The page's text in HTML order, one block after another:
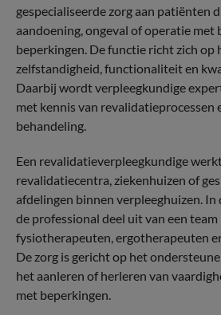
gespecialiseerde zorg aan patiënten
aandoening, ongeval of operatie
beperkingen. De functie richt zich op
zelfstandigheid, functionaliteit en
Daarbij wordt verpleegkundige
met kennis van
behandeling.
Een revalidatieverpleegkundige
revalidatiecentra, ziekenhuizen of
afdelingen binnen verpleeghuizen. In
de professional deel uit van een
fysiotherapeuten, ergotherapeuten
De zorg is gericht op het
het aanleren of herleren van
met beperkingen.